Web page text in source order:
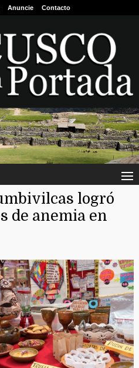
Anuncie Contacto
logró
de anemia en